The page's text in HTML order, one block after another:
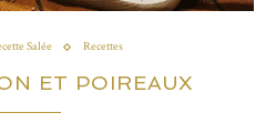
Salée Recettes
ET POIREAUX